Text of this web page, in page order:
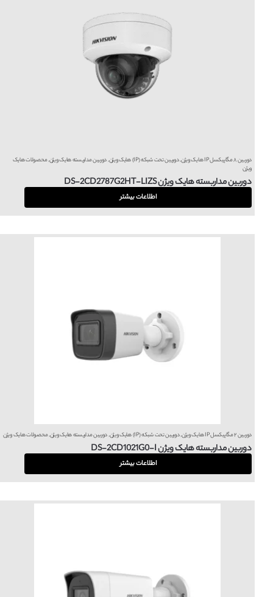
دوربین ۸ مگاپیکسل IP هایک ویژن ,دوربین تحت شبکه (IP) هایک ویژن ,دوربین مداربسته هایک ویژن,محصولات هایک
ویژن
دوربین مداربسته هایک ویژن DS-2CD2787G2HT-LIZS
اطلاعات بیشتر
دوربین ۲ مگاپیکسل IP هایک ویژن ,دوربین تحت شبکه (IP) هایک ویژن ,دوربین مداربسته هایک ویژن,محصولات هایک ویژن
دوربین مداربسته هایک ویژن DS-2CD1021G0-I
اطلاعات بیشتر